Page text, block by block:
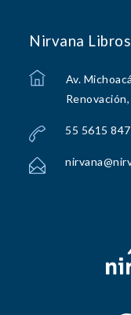
Nirvana Libros
Av.
55 5615